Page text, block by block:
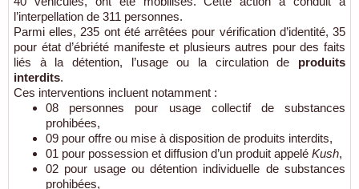
l’interpellation de 311 personnes.
Parmi elles, 235 ont été arrêtées pour vérification d’identité, 35
pour état d’ébriété manifeste et plusieurs autres pour des faits
liés à la détention, l’usage ou la circulation de produits
interdits.
Ces interventions incluent notamment :
08 personnes pour usage collectif de substances
prohibées,
09 pour offre ou mise à disposition de produits interdits,
01 pour possession et diffusion d’un produit appelé Kush,
02 pour usage ou détention individuelle de substances
prohibées,